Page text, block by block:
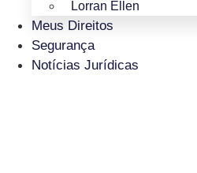
Lorran Ellen
Meus Direitos
Segurança
Notícias Jurídicas